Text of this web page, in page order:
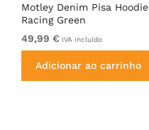
Motley Denim Pisa Hoodie
Racing Green
49,99 € IVA incluído
Adicionar ao carrinho